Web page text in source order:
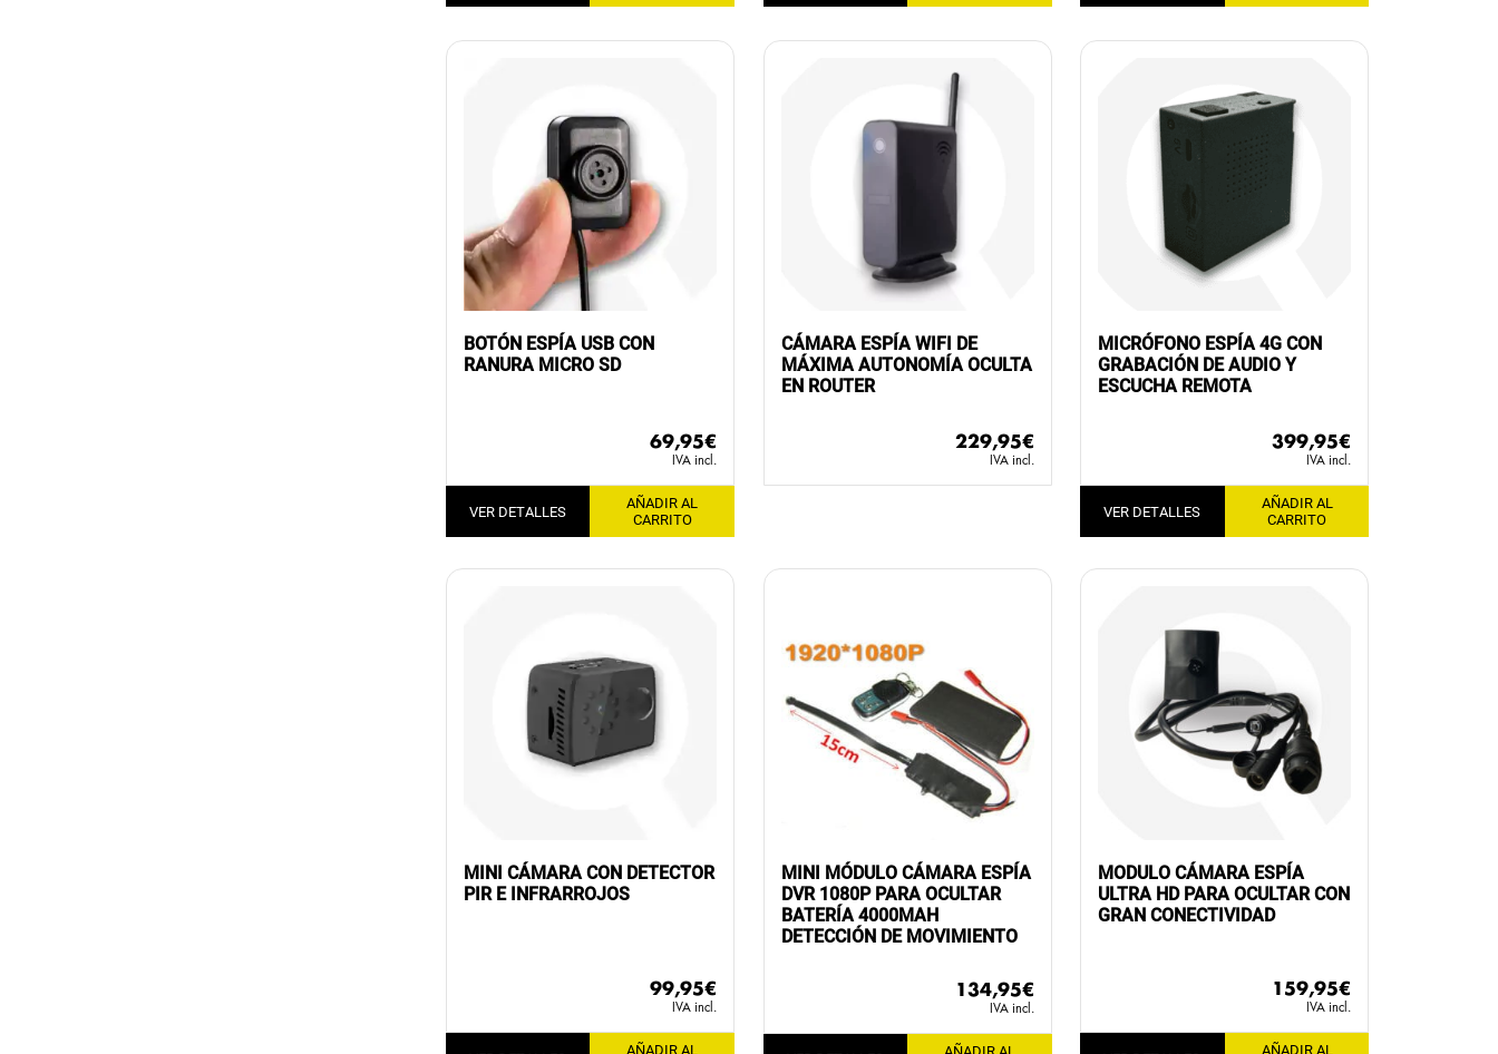
BOTÓN ESPÍA USB CON
RANURA MICRO SD
69,95€
IVA incl.
VER DETALLES
AÑADIR AL
CARRITO
CÁMARA ESPÍA WIFI DE
MÁXIMA AUTONOMÍA OCULTA
EN ROUTER
229,95€
IVA incl.
MICRÓFONO ESPÍA 4G CON
GRABACIÓN DE AUDIO Y
ESCUCHA REMOTA
399,95€
IVA incl.
VER DETALLES
AÑADIR AL
CARRITO
MINI CÁMARA CON DETECTOR
PIR E INFRARROJOS
99,95€
IVA incl.
AÑADIR AL
MINI MÓDULO CÁMARA ESPÍA
DVR 1080P PARA OCULTAR
BATERÍA 4000MAH
DETECCIÓN DE MOVIMIENTO
134,95€
IVA incl.
MODULO CÁMARA ESPÍA
ULTRA HD PARA OCULTAR CON
GRAN CONECTIVIDAD
159,95€
IVA incl.
AÑADIR AL